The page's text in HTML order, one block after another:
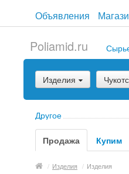
Объявления
Poliamid.ru
Изделия
Другое
Продажа Купим
/ Изделия / Изделия